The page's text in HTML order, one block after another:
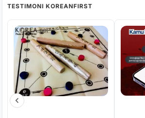
TESTIMONI KOREANFIRST